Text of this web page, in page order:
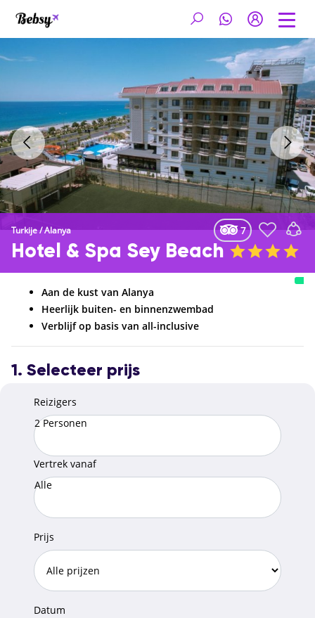
Turkije/Alanya 7
Hotel & Spa Sey Beach
Aan de kust van Alanya
Heerlijk buiten- en binnenzwembad
Verblijf op basis van all-inclusive
1. Selecteer prijs
Reizigers
2 Personen
Vertrek vanaf
Alle
Prijs
Datum